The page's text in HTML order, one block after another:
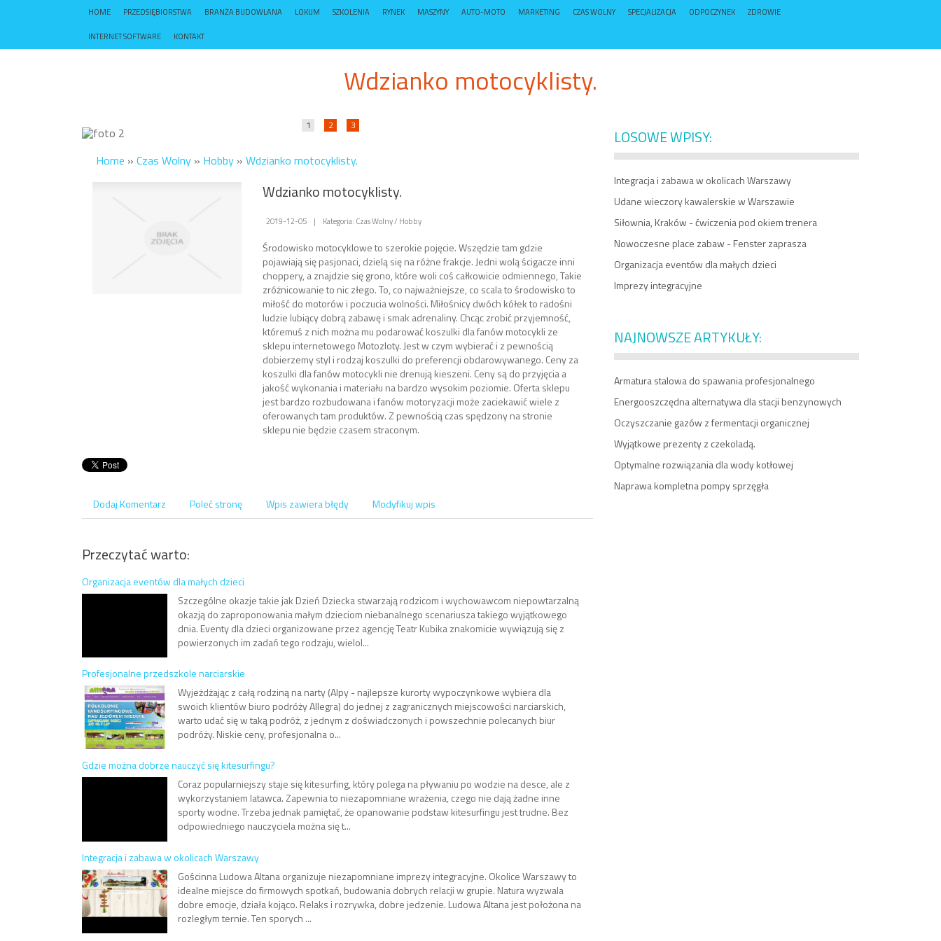
HOME PRZEDSIĘBIORSTWA BRANŻA BUDOWLANA LOKUM SZKOLENIA RYNEK MASZYNY AUTO-MOTO MARKETING CZAS WOLNY SPECJALIZACJA ODPOCZYNEK ZDROWIE
INTERNET SOFTWARE KONTAKT
Wdzianko motocyklisty.
1 2 3
Home » Czas Wolny » Hobby » Wdzianko motocyklisty.
Wdzianko motocyklisty.
2019-12-05 | Kategoria: Czas Wolny / Hobby
Środowisko motocyklowe to szerokie pojęcie. Wszędzie tam gdzie
pojawiają się pasjonaci, dzielą się na różne frakcje. Jedni wolą ścigacze inni
choppery, a znajdzie się grono, które woli coś całkowicie odmiennego, Takie
zróżnicowanie to nic złego. To, co najważniejsze, co scala to środowisko to
miłość do motorów i poczucia wolności. Miłośnicy dwóch kółek to radośni
ludzie lubiący dobrą zabawę i smak adrenaliny. Chcąc zrobić przyjemność,
któremuś z nich można mu podarować koszulki dla fanów motocykli ze
sklepu internetowego Motozloty. Jest w czym wybierać i z pewnością
dobierzemy styl i rodzaj koszulki do preferencji obdarowywanego. Ceny za
koszulki dla fanów motocykli nie drenują kieszeni. Ceny są do przyjęcia a
jakość wykonania i materiału na bardzo wysokim poziomie. Oferta sklepu
jest bardzo rozbudowana i fanów motoryzacji może zaciekawić wiele z
oferowanych tam produktów. Z pewnością czas spędzony na stronie
sklepu nie będzie czasem straconym.
Dodaj Komentarz Poleć stronę Wpis zawiera błędy Modyfikuj wpis
Przeczytać warto:
Organizacja eventów dla małych dzieci
Szczególne okazje takie jak Dzień Dziecka stwarzają rodzicom i wychowawcom niepowtarzalną
okazją do zaproponowania małym dzieciom niebanalnego scenariusza takiego wyjątkowego
dnia. Eventy dla dzieci organizowane przez agencję Teatr Kubika znakomicie wywiązują się z
powierzonych im zadań tego rodzaju, wielol...
Profesjonalne przedszkole narciarskie
Wyjeżdżając z całą rodziną na narty (Alpy - najlepsze kurorty wypoczynkowe wybiera dla
swoich klientów biuro podróży Allegra) do jednej z zagranicznych miejscowości narciarskich,
warto udać się w taką podróż, z jednym z doświadczonych i powszechnie polecanych biur
podróży. Niskie ceny, profesjonalna o...
Gdzie można dobrze nauczyć się kitesurfingu?
Coraz popularniejszy staje się kitesurfing, który polega na pływaniu po wodzie na desce, ale z
wykorzystaniem latawca. Zapewnia to niezapomniane wrażenia, czego nie dają żadne inne
sporty wodne. Trzeba jednak pamiętać, że opanowanie podstaw kitesurfingu jest trudne. Bez
odpowiedniego nauczyciela można się t...
Integracja i zabawa w okolicach Warszawy
Gościnna Ludowa Altana organizuje niezapomniane imprezy integracyjne. Okolice Warszawy to
idealne miejsce do firmowych spotkań, budowania dobrych relacji w grupie. Natura wyzwala
dobre emocje, działa kojąco. Relaks i rozrywka, dobre jedzenie. Ludowa Altana jest położona na
rozległym ternie. Ten sporych ...
LOSOWE WPISY:
Integracja i zabawa w okolicach Warszawy
Udane wieczory kawalerskie w Warszawie
Siłownia, Kraków - ćwiczenia pod okiem trenera
Nowoczesne place zabaw - Fenster zaprasza
Organizacja eventów dla małych dzieci
Imprezy integracyjne
NAJNOWSZE ARTYKUŁY:
Armatura stalowa do spawania profesjonalnego
Energooszczędna alternatywa dla stacji benzynowych
Oczyszczanie gazów z fermentacji organicznej
Wyjątkowe prezenty z czekoladą.
Optymalne rozwiązania dla wody kotłowej
Naprawa kompletna pompy sprzęgła